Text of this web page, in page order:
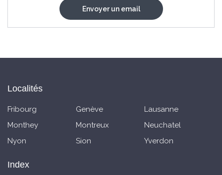
Localités
Fribourg Genève
Lausanne
Monthey
Montreux
Neuchatel
Nyon
Sion Yverdon
Index